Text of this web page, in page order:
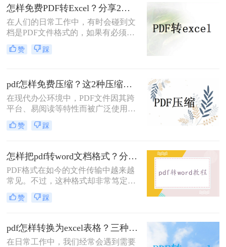
们就需要压缩到指定大小，今天小编
就给大家介绍一下怎样压缩pdf文件?
怎样免费PDF转Excel？分享2个免费的方法给大家
在人们的日常工作中，有时会碰到文
档是PDF文件格式的，如果有必须改
动的是十分不太好编写的，但假如转
换为Excel得话，就十分便捷了，那么
给亲们介绍2种方式，一起来看看
吧。
赞 踩
pdf怎样免费压缩？这2种压缩方法可以尝试！
在现代办公环境中，PDF文件因其跨
平台、易阅读等特性而被广泛使用。
然而，当PDF文件体积过大时，会给
存储和传输带来诸多不便。因此，掌
文将详细介绍两种简单且免费的方法
来压缩PDF文件。
赞 踩
怎样把pdf转word文档格式？分享一种免费简单的转换方法！
PDF格式在如今的文件传输中越来越
常见。不过，这种格式却非常笃定，
不允许在修改时随意插入和删除文
字。如今，大多数用户将PDF转换为
你怎样把pdf转word文档格式的操作方
法，一起来看看这个免费方法吧！
赞 踩
pdf怎样转换为excel表格？三种简单的转换方法推荐！
在日常工作中，我们经常会遇到需要